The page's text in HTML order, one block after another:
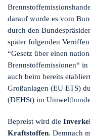
darauf wurde es vom
durch den
später folgenden
“Gesetz über einen
Brennstoffemissionen“
auch beim bereits
Großanlagen (EU ETS)
(DEHSt) im
Bepreist wird die
Kraftstoffen. Demnach